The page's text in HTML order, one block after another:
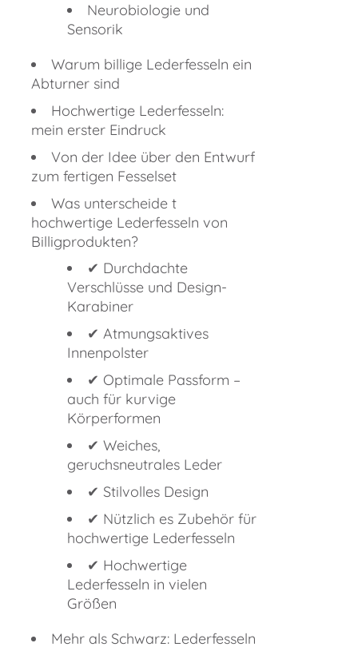
Neurobiologie und
Sensorik
Warum billige Lederfesseln ein
Abturner sind
Hochwertige Lederfesseln:
mein erster Eindruck
Von der Idee über den Entwurf
zum fertigen Fesselset
Was unterscheide t
hochwertige Lederfesseln von
Billigprodukten?
✔︎ Durchdachte
Verschlüsse und Design-
Karabiner
✔︎ Atmungsaktives
Innenpolster
✔︎ Optimale Passform –
auch für kurvige
Körperformen
✔︎ Weiches,
geruchsneutrales Leder
✔︎ Stilvolles Design
✔︎ Nützlich es Zubehör für
hochwertige Lederfesseln
✔︎ Hochwertige
Lederfesseln in vielen
Größen
Mehr als Schwarz: Lederfesseln